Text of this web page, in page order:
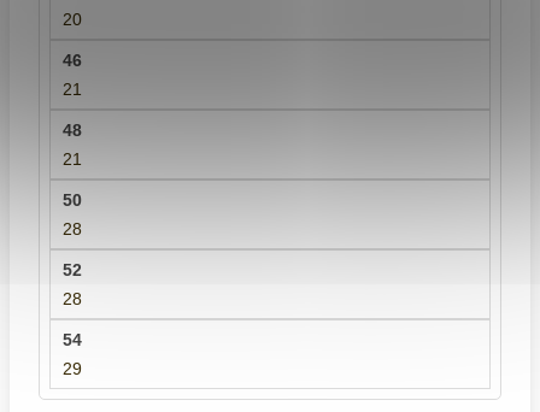
20
21
21
28
28
29